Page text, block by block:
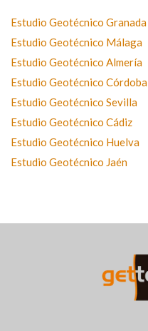
Estudio Geotécnico Granada
Estudio Geotécnico Málaga
Estudio Geotécnico Almería
Estudio Geotécnico Córdoba
Estudio Geotécnico Sevilla
Estudio Geotécnico Cádiz
Estudio Geotécnico Huelva
Estudio Geotécnico Jaén